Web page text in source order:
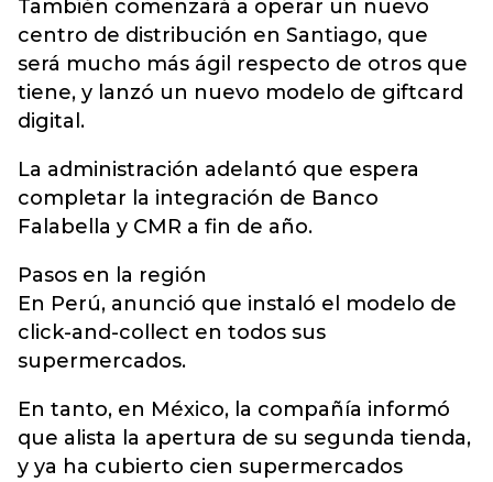
También comenzará a operar un nuevo
centro de distribución en Santiago, que
será mucho más ágil respecto de otros que
tiene, y lanzó un nuevo modelo de giftcard
digital.
La administración adelantó que espera
completar la integración de Banco
Falabella y CMR a fin de año.
Pasos en la región
En Perú, anunció que instaló el modelo de
click-and-collect en todos sus
supermercados.
En tanto, en México, la compañía informó
que alista la apertura de su segunda tienda,
y ya ha cubierto cien supermercados